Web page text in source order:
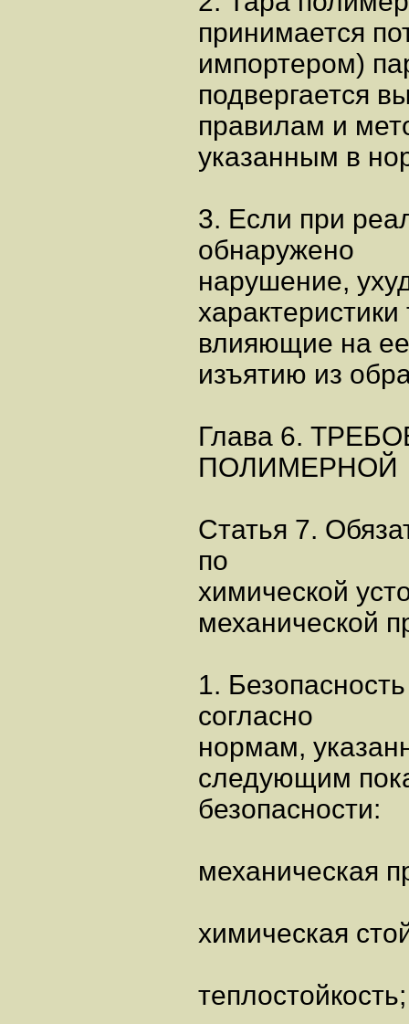
принимается
импортером)
подвергается
правилам и
указанным в
3. Если при
обнаружено
нарушение,
влияющие на
изъятию из
Глава 6.
ПОЛИМЕРНОЙ
Статья 7.
по
химической
механической
1.
согласно
нормам,
следующим
безопасности:
механическая
химическая
теплостойкость;